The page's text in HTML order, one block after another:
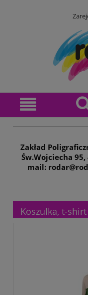
Zakład
Św.Wojciecha
mail:
Koszulka, t-